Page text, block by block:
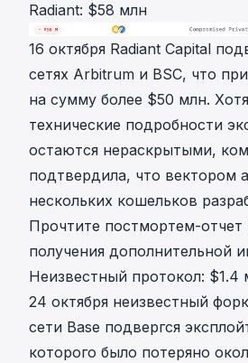
Radiant: $58 млн
16 октября Radiant Capital
сетях Arbitrum и BSC, что
на сумму более $50 млн.
технические подробности
остаются нераскрытыми,
подтвердила, что вектором
нескольких кошельков
Прочтите постмортем-отчет
получения дополнительной
Неизвестный протокол: $1.4
24 октября неизвестный
сети Base подвергся
которого было потеряно